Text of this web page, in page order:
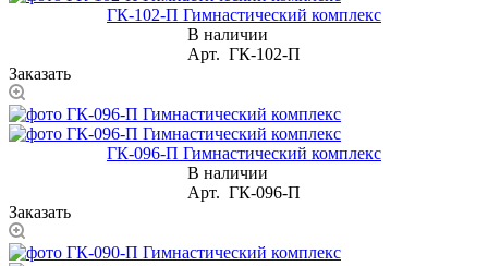
ГК-102-П Гимнастический комплекс
В наличии
Арт. ГК-102-П
Заказать
ГК-096-П Гимнастический комплекс
В наличии
Арт. ГК-096-П
Заказать